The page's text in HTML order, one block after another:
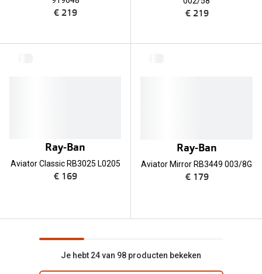
€ 219 € 219
Ray-Ban
Aviator Classic RB3025 L0205
€ 169
Ray-Ban
Aviator Mirror RB3449 003/8G
€ 179
Je hebt 24 van 98 producten bekeken